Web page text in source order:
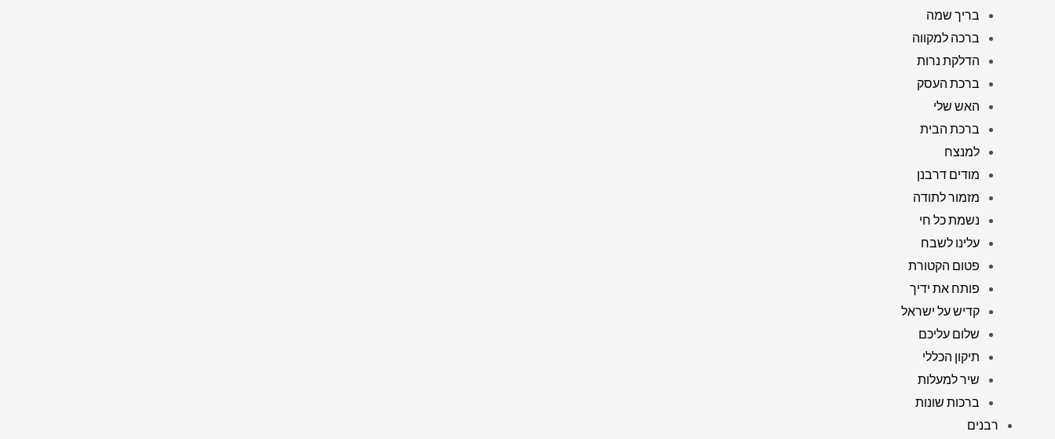
בריך שמה
ברכה למקווה
הדלקת נרות
ברכת העסק
האש שלי
ברכת הבית
למנצח
מודים דרבנן
מזמור לתודה
נשמת כל חי
עלינו לשבח
פטום הקטורת
פותח את ידיך
קדיש על ישראל
שלום עליכם
תיקון הכללי
שיר למעלות
ברכות שונות
רבנים